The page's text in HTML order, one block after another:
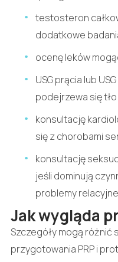
testosteron
dodatkowe
ocenę leków
USG prącia lub
podejrzewa się
konsultację
się z chorobami
konsultację
jeśli dominują
problemy
Jak wygląda
Szczegóły mogą różnić
przygotowania PRP i